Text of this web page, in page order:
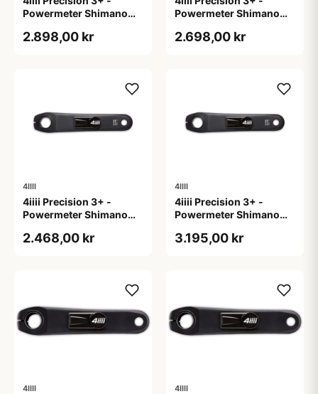
Powermeter Shimano
- 165mm
2.898,00 kr
Powermeter Shimano
- 170mm
2.698,00 kr
4IIII
4iiii Precision 3+ -
Powermeter Shimano
- 172,5mm
2.468,00 kr
4IIII
4iiii Precision 3+ -
Powermeter Shimano
- 175mm
3.195,00 kr
4IIII 4IIII